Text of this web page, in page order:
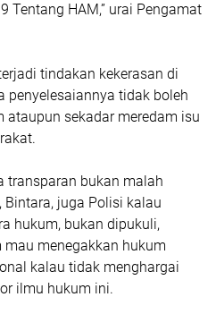
Tentang HAM,” urai Pengamat
tindakan kekerasan di
penyelesaiannya tidak boleh
sekadar meredam isu
transparan bukan malah
juga Polisi kalau
hukum, bukan dipukuli,
menegakkan hukum
kalau tidak menghargai
ilmu hukum ini.